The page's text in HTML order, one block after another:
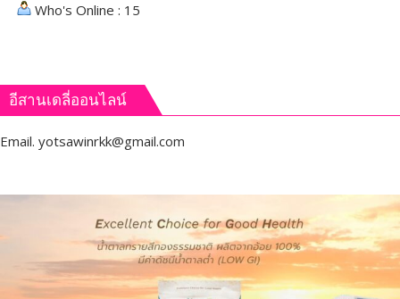
Who's Online : 15
อีสานเดลี่ออนไลน์
Email. yotsawinrkk@gmail.com